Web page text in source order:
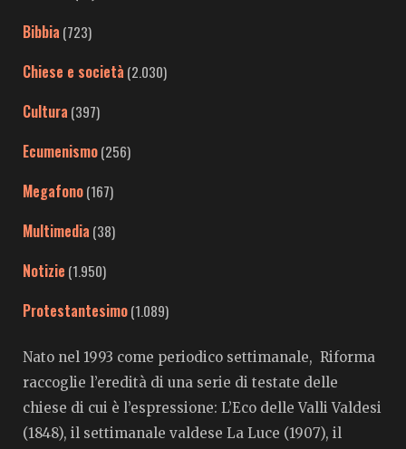
Bibbia (723)
Chiese e società (2.030)
Cultura (397)
Ecumenismo(256)
Megafono(167)
Multimedia (38)
Notizie (1.950)
Protestantesimo(1.089)
Nato nel 1993 come periodico settimanale, Riforma
raccoglie l’eredità di una serie di testate delle
chiese di cui è l’espressione: L’Eco delle Valli Valdesi
(1848), il settimanale valdese La Luce (1907), il